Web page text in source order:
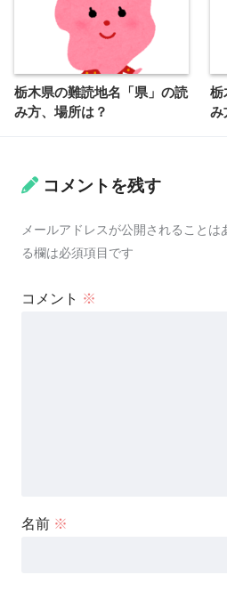
栃木県の難読地名「県」の読
み方、場所は？
栃
み
コメントを残す
メールアドレスが公開されることは
る欄は必須項目です
コメント ※
名前 ※